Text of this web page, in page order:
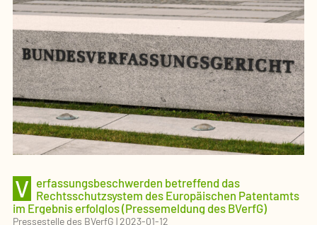
V erfassungsbeschwerden betreffend das
Rechtsschutzsystem des Europäischen Patentamts
im Ergebnis erfolglos (Pressemeldung des BVerfG)
Pressestelle des BVerfG |2023-01-12